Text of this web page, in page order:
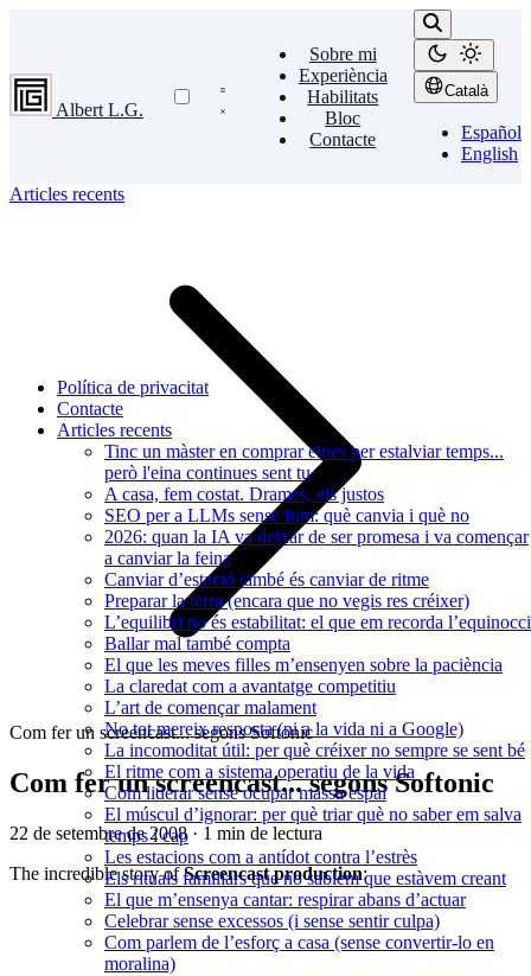
Albert L.G.
Sobre mi
Experiència
Habilitats
Bloc
Contacte
Català
Español
English
Política de privacitat
Contacte
Articles recents
Tinc un màster en comprar eines per estalviar temps...
però l'eina continues sent tu
A casa, fem costat. Drames, els justos
SEO per a LLMs sense fum: què canvia i què no
2026: quan la IA va deixar de ser promesa i va començar
a canviar la feina
Canviar d’estació també és canviar de ritme
Preparar la terra (encara que no vegis res créixer)
L’equilibri no és estabilitat: el que em recorda l’equinocci
Ballar mal també compta
El que les meves filles m’ensenyen sobre la paciència
La claredat com a avantatge competitiu
L’art de començar malament
No tot mereix resposta (ni a la vida ni a Google)
La incomoditat útil: per què créixer no sempre se sent bé
El ritme com a sistema operatiu de la vida
Com liderar sense ocupar massa espai
El múscul d’ignorar: per què triar què no saber em salva
temps i cap
Les estacions com a antídot contra l’estrès
Els rituals familiars que no sabíem que estàvem creant
El que m’ensenya cantar: respirar abans d’actuar
Celebrar sense excessos (i sense sentir culpa)
Com parlem de l’esforç a casa (sense convertir-lo en
moralina)
Articles recents
Com fer un screencast... segons Softonic
Com fer un screencast... segons Softonic
22 de setembre de 2008 · 1 min de lectura
The incredible story ofScreencast production: